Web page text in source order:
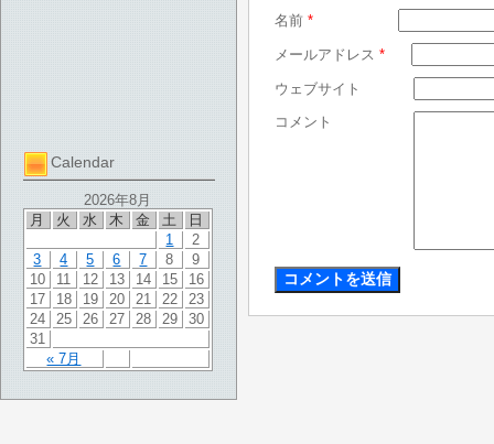
Calendar
2026年8月
月
火 水 木 金 土 日
« 7月
1
2
3
4 5 6 7 8
9
10
11 12 13 14 15
16
17
18 19 20 21 22
23
24
25 26 27 28 29
30
31
名前 *
メールアドレス *
ウェブサイト
コメント